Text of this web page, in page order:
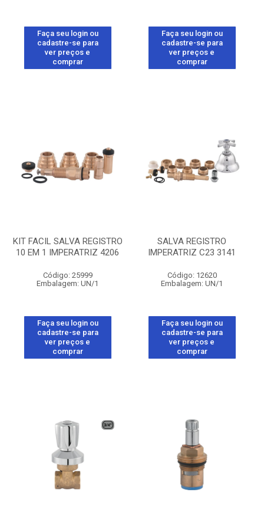
Faça seu login ou
cadastre-se para
ver preços e
comprar
Faça seu login ou
cadastre-se para
ver preços e
comprar
KIT FACIL SALVA REGISTRO
10 EM 1 IMPERATRIZ 4206
Código: 25999
Embalagem: UN/1
Faça seu login ou
cadastre-se para
ver preços e
comprar
SALVA REGISTRO
IMPERATRIZ C23 3141
Código: 12620
Embalagem: UN/1
Faça seu login ou
cadastre-se para
ver preços e
comprar